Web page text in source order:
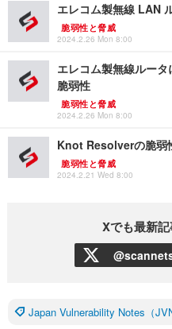
エレコム製無線 LAN
脆弱性と脅威
2024.2.26 Mon 8:00
エレコム製無線ルー
脆弱性
脆弱性と脅威
2024.2.26 Mon 8:00
Knot Resolverの脆弱
脆弱性と脅威
2024.2.21 Wed 8:00
Xでも最新記
Japan Vulnerability Notes（JVN